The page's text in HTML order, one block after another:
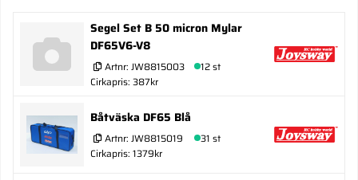
Segel Set B 50 micron Mylar
DF65V6-V8
Artnr: JW8815003
12 st
Cirkapris: 387kr
Båtväska DF65 Blå
Artnr: JW8815019
31 st
Cirkapris: 1379kr